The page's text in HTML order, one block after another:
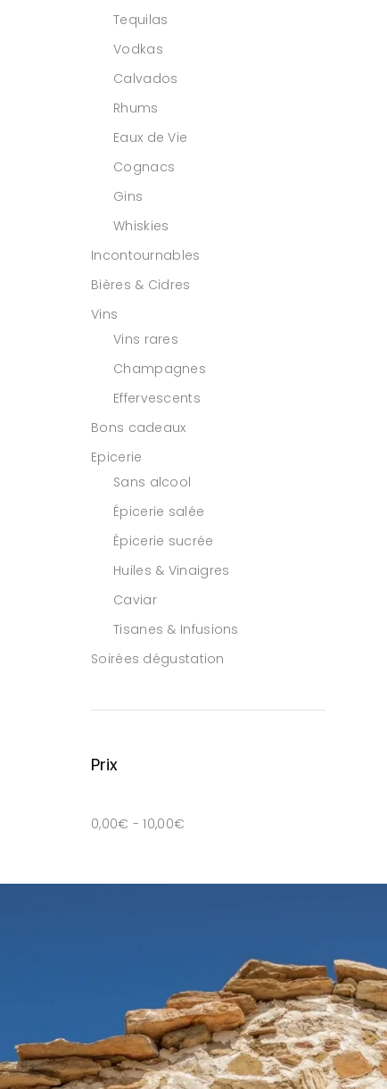
Tequilas
Vodkas
Calvados
Rhums
Eaux de Vie
Cognacs
Gins
Whiskies
Incontournables
Bières & Cidres
Vins
Vins rares
Champagnes
Effervescents
Bons cadeaux
Epicerie
Sans alcool
Épicerie salée
Épicerie sucrée
Huiles & Vinaigres
Caviar
Tisanes & Infusions
Soirées dégustation
Prix
0,00€ -10,00€